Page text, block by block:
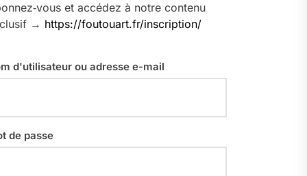
et accédez à notre contenu
→ https://foutouart.fr/inscription/
d'utilisateur ou adresse e-mail
de passe